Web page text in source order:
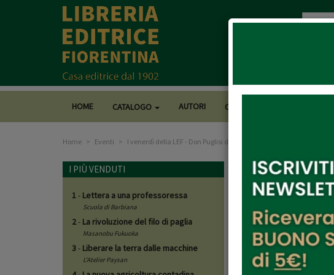
HOME CATALOGO AUTORI CASA EDITRICE
Home Eventi I venerdì della LEF - Don Puglisi di Mario Lancisi
I venerdì
"Lascia perdere chi
Puglisi ripeteva
persuaso che solo
I PIÙ VENDUTI
1- Lettera a una professoressa
Scuola di Barbiana
2- La rivoluzione del filo di paglia
Masanobu Fukuoka
3- Liberare la terra dalle macchine
L'Atelier Paysan